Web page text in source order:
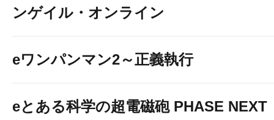
ンゲイル・オンライン
eワンパンマン2～正義執行
eとある科学の超電磁砲 PHASE NEXT